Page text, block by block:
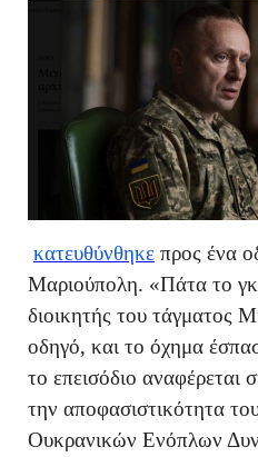
κατευθύνθηκε προς ένα
Μαριούπολη. «Πάτα το
διοικητής του τάγματος
οδηγό, και το όχημα
το επεισόδιο αναφέρεται
την αποφασιστικότητα
Ουκρανικών Ενόπλων